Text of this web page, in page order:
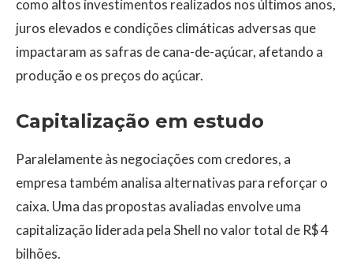
como altos investimentos realizados nos últimos anos,
juros elevados e condições climáticas adversas que
impactaram as safras de cana-de-açúcar, afetando a
produção e os preços do açúcar.
Capitalização em estudo
Paralelamente às negociações com credores, a
empresa também analisa alternativas para reforçar o
caixa. Uma das propostas avaliadas envolve uma
capitalização liderada pela Shell no valor total de R$ 4
bilhões.